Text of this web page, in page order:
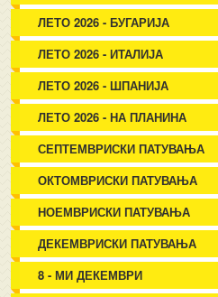
ЛЕТО 2026 - БУГАРИЈА
ЛЕТО 2026 - ИТАЛИЈА
ЛЕТО 2026 - ШПАНИЈА
ЛЕТО 2026 - НА ПЛАНИНА
СЕПТЕМВРИСКИ ПАТУВАЊА
ОКТОМВРИСКИ ПАТУВАЊА
НОЕМВРИСКИ ПАТУВАЊА
ДЕКЕМВРИСКИ ПАТУВАЊА
8 - МИ ДЕКЕМВРИ